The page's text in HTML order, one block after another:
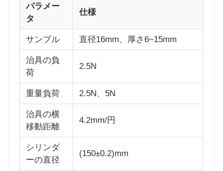
ホーム
製品
企業情報
パラメー
タ
仕様
サンプル 直径16mm、厚さ6~15mm
治具の負
荷
2.5N
重量負荷 2.5N、5N
治具の横
移動距離
4.2mm/円
シリンダ
ーの直径
(150±0.2)mm